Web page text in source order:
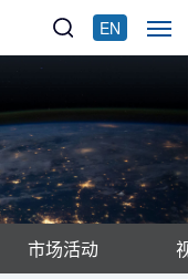
EN
市场活动